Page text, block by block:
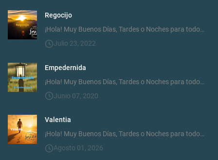
Regocijo
¡Hola! Muy Buenos Días, Tardes o Noches para todo…
Julio 23, 2022
Empedernida
¡Hola! Muy Buenos Días, Tardes o Noches para todo…
Junio 07, 2020
Valentia
¡Hola! Muy Buenos Días, Tardes o Noches para todo…
Agosto 01, 2026